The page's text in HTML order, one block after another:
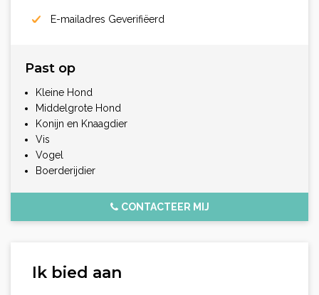
E-mailadres Geverifiëerd
Past op
Kleine Hond
Middelgrote Hond
Konijn en Knaagdier
Vis
Vogel
Boerderijdier
CONTACTEER MIJ
Ik bied aan